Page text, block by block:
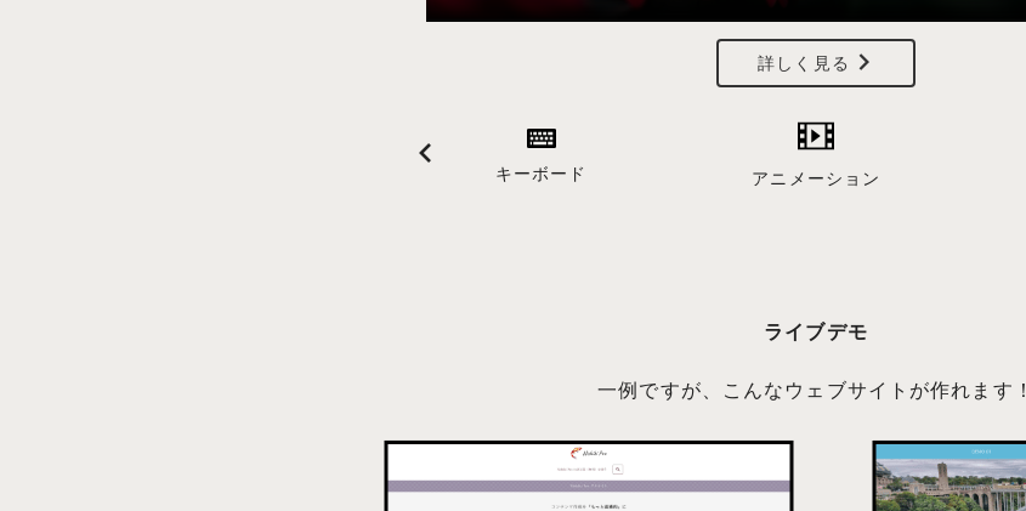
詳しく見る
キーボード アニメーション
ライブデモ
一例ですが、こんなウェブサイトが作れます！